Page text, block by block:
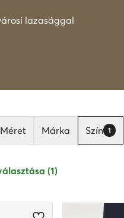
lazasággal
Méret Márka Szín 1
(1)